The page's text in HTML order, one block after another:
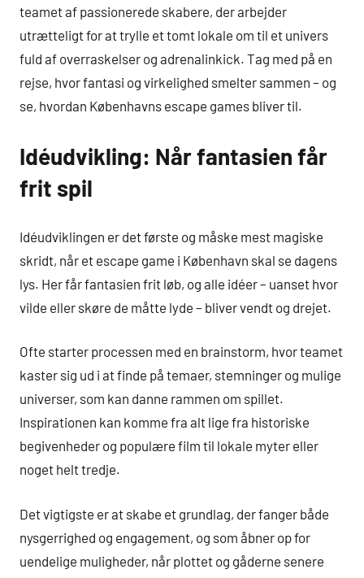
teamet af passionerede skabere, der arbejder
utrætteligt for at trylle et tomt lokale om til et univers
fuld af overraskelser og adrenalinkick. Tag med på en
rejse, hvor fantasi og virkelighed smelter sammen – og
se, hvordan Københavns escape games bliver til.
Idéudvikling: Når fantasien får
frit spil
Idéudviklingen er det første og måske mest magiske
skridt, når et escape game i København skal se dagens
lys. Her får fantasien frit løb, og alle idéer – uanset hvor
vilde eller skøre de måtte lyde – bliver vendt og drejet.
Ofte starter processen med en brainstorm, hvor teamet
kaster sig ud i at finde på temaer, stemninger og mulige
universer, som kan danne rammen om spillet.
Inspirationen kan komme fra alt lige fra historiske
begivenheder og populære film til lokale myter eller
noget helt tredje.
Det vigtigste er at skabe et grundlag, der fanger både
nysgerrighed og engagement, og som åbner op for
uendelige muligheder, når plottet og gåderne senere